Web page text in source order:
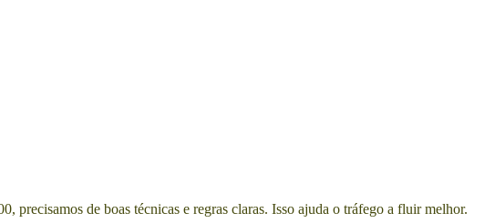
precisamos de boas técnicas e regras claras. Isso ajuda o tráfego a fluir melhor.